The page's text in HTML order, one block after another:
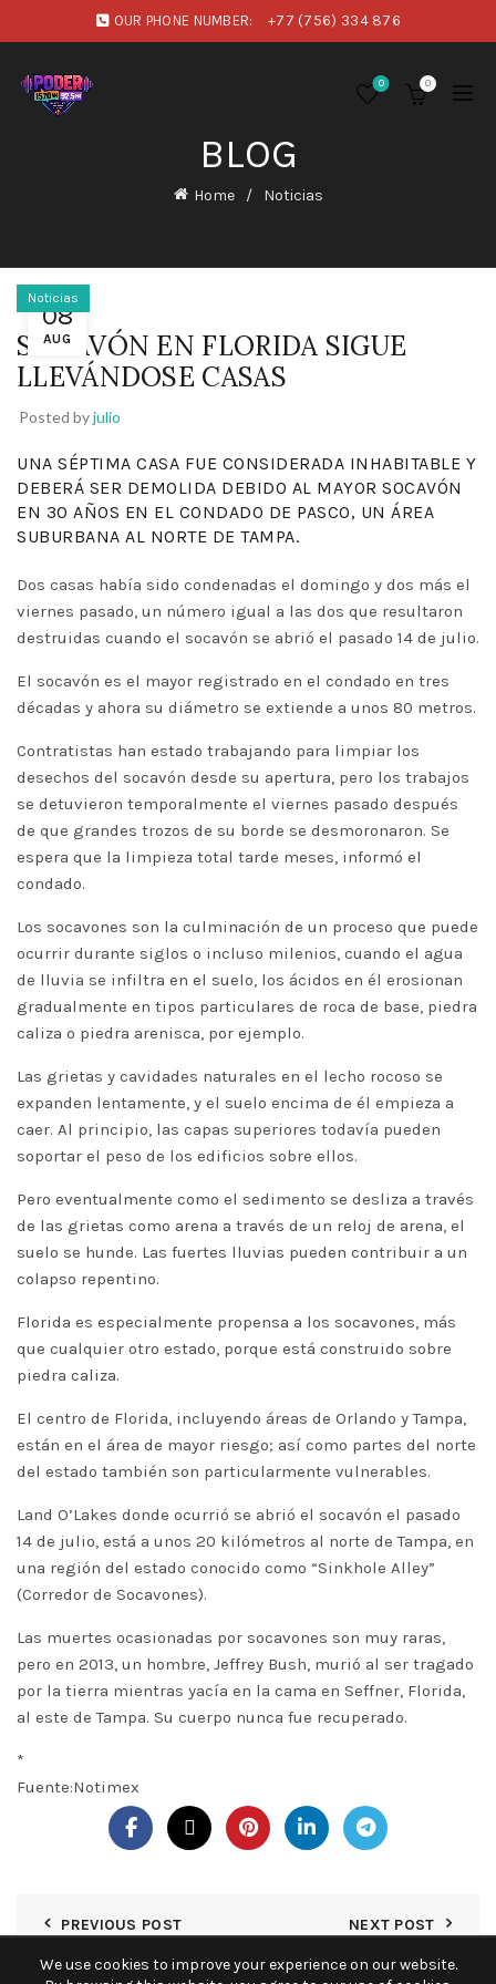
OUR PHONE NUMBER: +77 (756) 334 876
0 0
BLOG
Home Noticias
08
AUG
Noticias
SOCAVÓN EN FLORIDA SIGUE
LLEVÁNDOSE CASAS
Posted byjulio
UNA SÉPTIMA CASA FUE CONSIDERADA INHABITABLE Y
DEBERÁ SER DEMOLIDA DEBIDO AL MAYOR SOCAVÓN
EN 30 AÑOS EN EL CONDADO DE PASCO, UN ÁREA
SUBURBANA AL NORTE DE TAMPA.
Dos casas había sido condenadas el domingo y dos más el
viernes pasado, un número igual a las dos que resultaron
destruidas cuando el socavón se abrió el pasado 14 de julio.
El socavón es el mayor registrado en el condado en tres
décadas y ahora su diámetro se extiende a unos 80 metros.
Contratistas han estado trabajando para limpiar los
desechos del socavón desde su apertura, pero los trabajos
se detuvieron temporalmente el viernes pasado después
de que grandes trozos de su borde se desmoronaron. Se
espera que la limpieza total tarde meses, informó el
condado.
Los socavones son la culminación de un proceso que puede
ocurrir durante siglos o incluso milenios, cuando el agua
de lluvia se infiltra en el suelo, los ácidos en él erosionan
gradualmente en tipos particulares de roca de base, piedra
caliza o piedra arenisca, por ejemplo.
Las grietas y cavidades naturales en el lecho rocoso se
expanden lentamente, y el suelo encima de él empieza a
caer. Al principio, las capas superiores todavía pueden
soportar el peso de los edificios sobre ellos.
Pero eventualmente como el sedimento se desliza a través
de las grietas como arena a través de un reloj de arena, el
suelo se hunde. Las fuertes lluvias pueden contribuir a un
colapso repentino.
Florida es especialmente propensa a los socavones, más
que cualquier otro estado, porque está construido sobre
piedra caliza.
El centro de Florida, incluyendo áreas de Orlando y Tampa,
están en el área de mayor riesgo; así como partes del norte
del estado también son particularmente vulnerables.
Land O’Lakes donde ocurrió se abrió el socavón el pasado
14 de julio, está a unos 20 kilómetros al norte de Tampa, en
una región del estado conocido como “Sinkhole Alley”
(Corredor de Socavones).
Las muertes ocasionadas por socavones son muy raras,
pero en 2013, un hombre, Jeffrey Bush, murió al ser tragado
por la tierra mientras yacía en la cama en Seffner, Florida,
al este de Tampa. Su cuerpo nunca fue recuperado.
*
Fuente:Notimex
PREVIOUS POST NEXT POST
We use cookies to improve your experience on our website.